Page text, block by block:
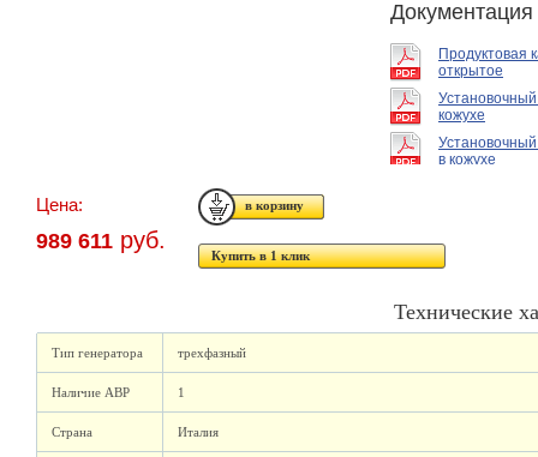
Документация
Продуктовая
открытое
кожухе
в кожухе
Цена:
989 611 руб.
Купить в 1 клик
Технические
Тип генератора трехфазный
Наличие АВР 1
Страна Италия